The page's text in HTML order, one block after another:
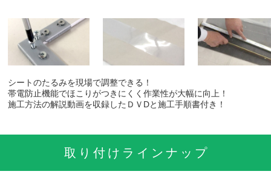
シートのたるみを現場で調整できる！
帯電防止機能でほこりがつきにくく作業性が大幅に向上！
施工方法の解説動画を収録したＤＶDと施工手順書付き！
取り付けラインナップ